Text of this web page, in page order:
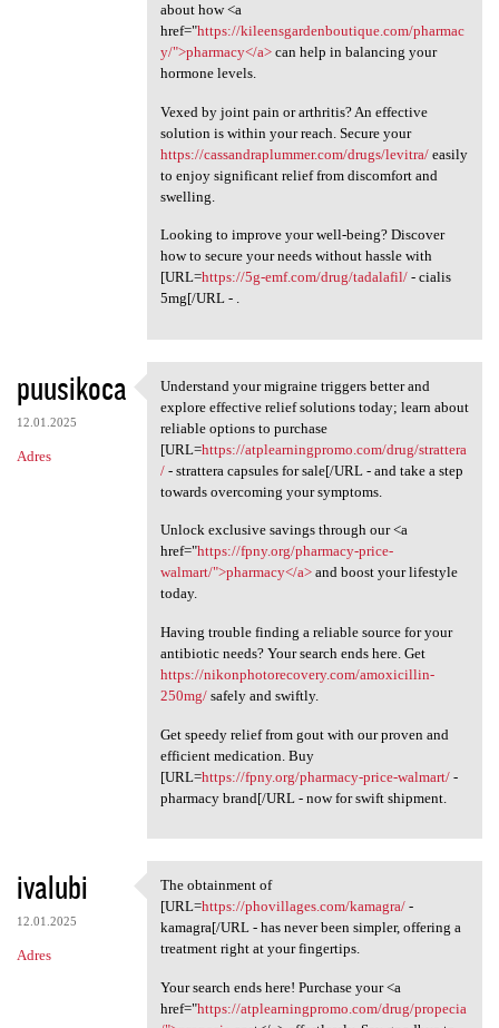
about how <a
href="https://kileensgardenboutique.com/pharmac
y/">pharmacy</a>can help in balancing your
hormone levels.
Vexed by joint pain or arthritis? An effective
solution is within your reach. Secure your
https://cassandraplummer.com/drugs/levitra/easily
to enjoy significant relief from discomfort and
swelling.
Looking to improve your well-being? Discover
how to secure your needs without hassle with
[URL=https://5g-emf.com/drug/tadalafil/- cialis
5mg[/URL - .
puusikoca
12.01.2025
Adres
Understand your migraine
Understand your migraine triggers better and
explore effective relief solutions today; learn about
reliable options to purchase
[URL=https://atplearningpromo.com/drug/strattera
/- strattera capsules for sale[/URL - and take a step
towards overcoming your symptoms.
Unlock exclusive savings through our <a
href="https://fpny.org/pharmacy-price-
walmart/">pharmacy</a>and boost your lifestyle
today.
Having trouble finding a reliable source for your
antibiotic needs? Your search ends here. Get
https://nikonphotorecovery.com/amoxicillin-
250mg/safely and swiftly.
Get speedy relief from gout with our proven and
efficient medication. Buy
[URL=https://fpny.org/pharmacy-price-walmart/-
pharmacy brand[/URL - now for swift shipment.
ivalubi
12.01.2025
Adres
The obtainment of [URL=https:
The obtainment of
[URL=https://phovillages.com/kamagra/-
kamagra[/URL - has never been simpler, offering a
treatment right at your fingertips.
Your search ends here! Purchase your <a
href="https://atplearningpromo.com/drug/propecia